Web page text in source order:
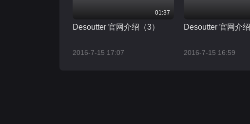
01:37
Desoutter 官网介绍（3）
2016-7-15 17:07
Desoutter 官网介绍
2016-7-15 16:59